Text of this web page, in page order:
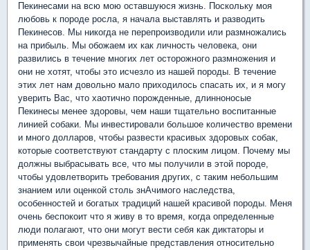
Пекинесами на всю мою оставшуюся жизнь. Поскольку моя
любовь к породе росла, я начала выставлять и разводить
Пекинесов. Мы никогда не перепроизводили или размножались
на прибыль. Мы обожаем их как личность человека, они
развились в течение многих лет осторожного размножения и
они не хотят, чтобы это исчезло из нашей породы. В течение
этих лет нам довольно мало приходилось спасать их, и я могу
уверить Вас, что хаотично порожденные, длинноносые
Пекинесы менее здоровы, чем наши тщательно воспитанные
линией собаки. Мы инвестировали большое количество времени
и много долларов, чтобы развести красивых здоровых собак,
которые соответствуют стандарту с плоским лицом. Почему мы
должны выбрасывать все, что мы получили в этой породе,
чтобы удовлетворить требования других, с таким небольшим
знанием или оценкой столь знАчимого наследства,
особенностей и богатых традиций нашей красивой породы. Меня
очень беспокоит что я живу в то время, когда определенные
люди полагают, что они могут вести себя как диктаторы и
применять свои чрезвычайные представления относительно